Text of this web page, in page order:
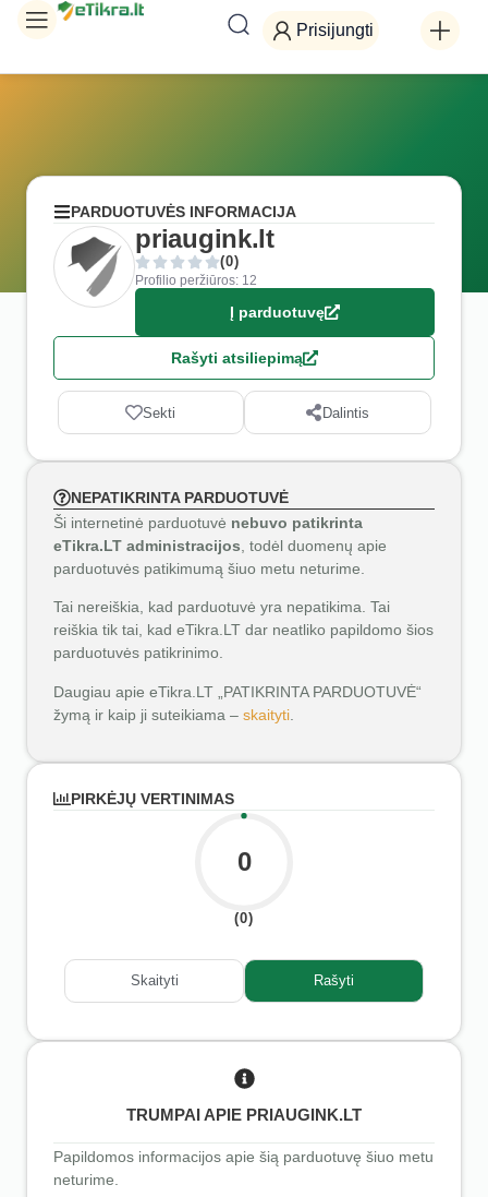
Prisijungti
PARDUOTUVĖS INFORMACIJA
priaugink.lt
(0)
Profilio peržiūros: 12
Į parduotuvę
Rašyti atsiliepimą
Sekti Dalintis
NEPATIKRINTA PARDUOTUVĖ
Ši internetinė parduotuvė nebuvo patikrinta
eTikra.LT administracijos , todėl duomenų apie
parduotuvės patikimumą šiuo metu neturime.
Tai nereiškia, kad parduotuvė yra nepatikima. Tai
reiškia tik tai, kad eTikra.LT dar neatliko papildomo šios
parduotuvės patikrinimo.
Daugiau apie eTikra.LT „PATIKRINTA PARDUOTUVĖ“
žymą ir kaip ji suteikiama – skaityti
PIRKĖJŲ VERTINIMAS
0
(0)
Skaityti Rašyti
TRUMPAI APIE PRIAUGINK.LT
Papildomos informacijos apie šią parduotuvę šiuo metu
neturime.